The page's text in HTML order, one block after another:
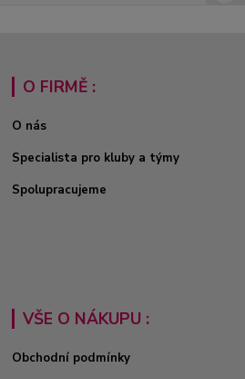
O FIRMĚ :
O nás
Specialista pro kluby a týmy
Spolupracujeme
VŠE O NÁKUPU :
Obchodní podmínky